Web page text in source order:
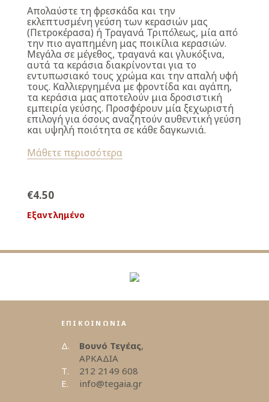
Απολαύστε τη φρεσκάδα και την
εκλεπτυσμένη γεύση των κερασιών μας
(Πετρoκέρασα) ή Τραγανά Τριπόλεως, μία από
την πιο αγαπημένη μας ποικίλια κερασιών.
Μεγάλα σε μέγεθος, τραγανά και γλυκόξινα,
αυτά τα κεράσια διακρίνονται για το
εντυπωσιακό τους χρώμα και την απαλή υφή
τους. Καλλιεργημένα με φροντίδα και αγάπη,
τα κεράσια μας αποτελούν μια δροσιστική
εμπειρία γεύσης. Προσφέρουν μία ξεχωριστή
επιλογή για όσους αναζητούν αυθεντική γεύση
και υψηλή ποιότητα σε κάθε δαγκωνιά.
Μάθετε περισσότερα
€4.50
Εξαντλημένο
ΕΠΙΚΟΙΝΩΝΙΑ
Δ. Βουνό Τεγέας,
ΑΡΚΑΔΙΑ
Τ.
212 2149 608
E.
info@tegaia.gr